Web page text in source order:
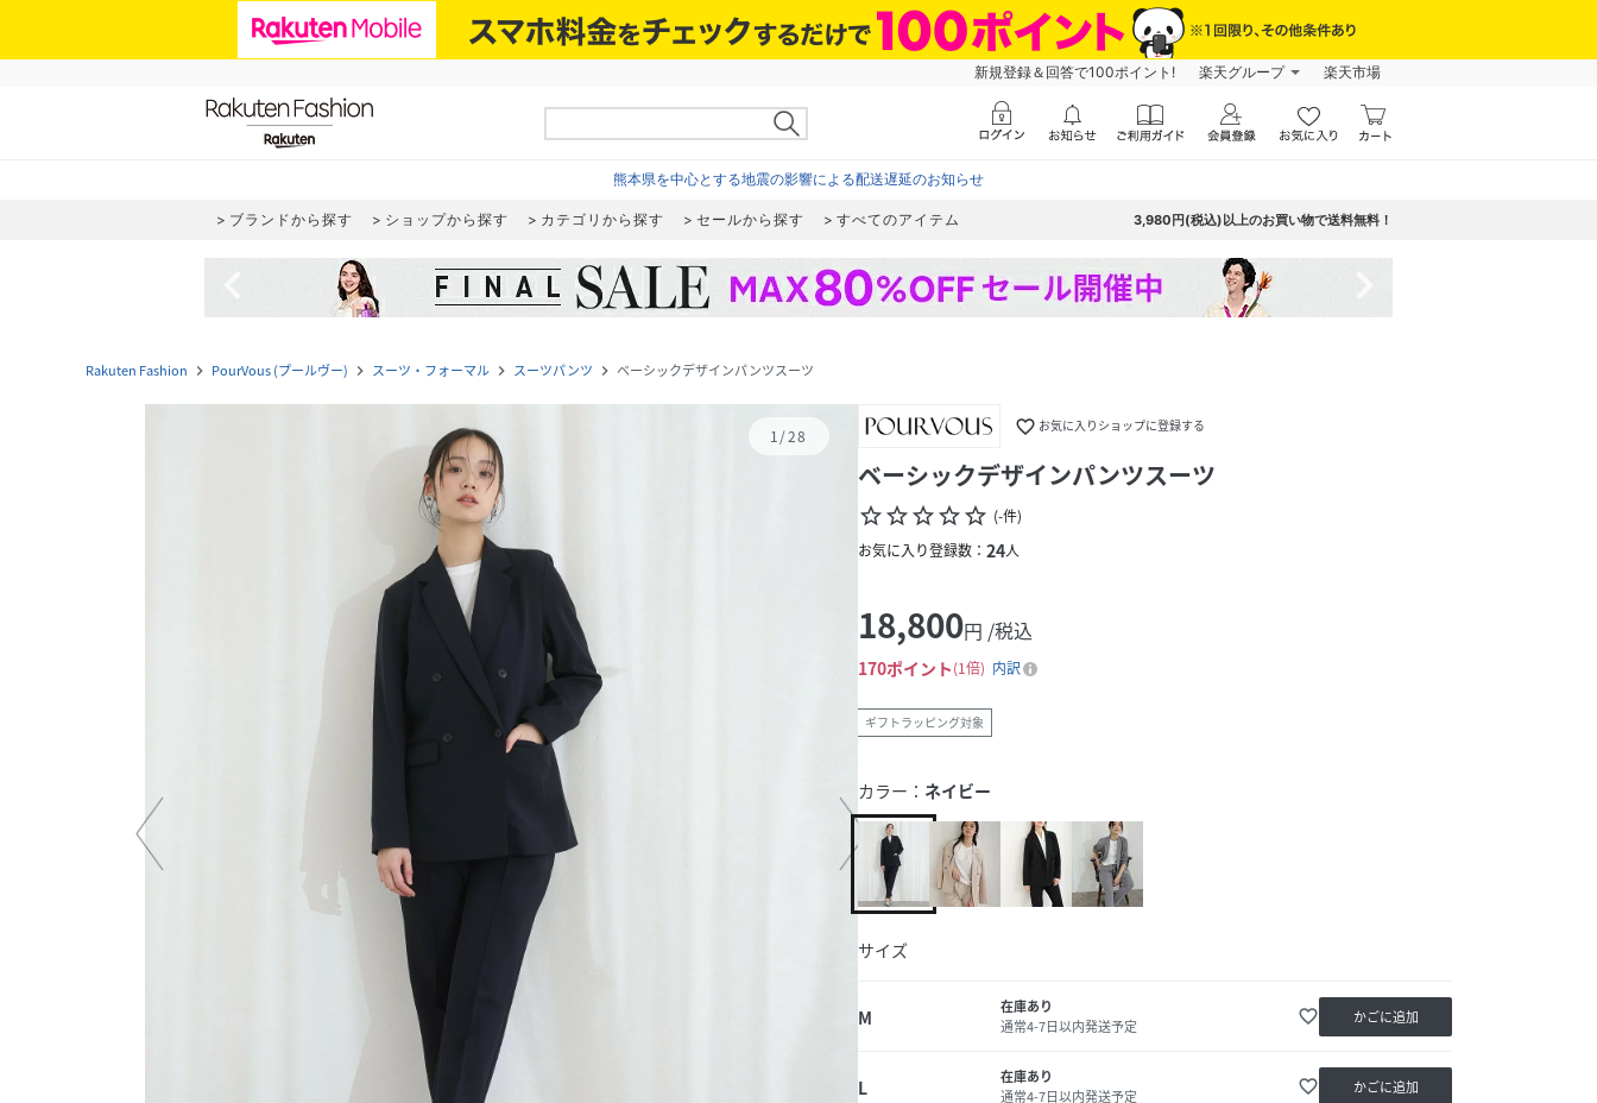
新規登録＆回答で100ポイント! 楽天グループ 楽天市場
熊本県を中心とする地震の影響による配送遅延のお知らせ
ブランドから探す ショップから探す カテゴリから探す セールから探す すべてのアイテム 3,980円(税込)以上のお買い物で送料無料！
Rakuten Fashion navigate_next PourVous (プールヴー) navigate_next スーツ・フォーマル navigate_next スーツパンツ navigate_next ベーシックデザインパンツスーツ
1/28 favorite_border お気に入りショップに登録する
ベーシックデザインパンツスーツ
star_borderstar_borderstar_borderstar_borderstar_border (-件)
お気に入り登録数： 24人
18,800円 /税込
170ポイント 1倍 内訳
ギフトラッピング対象
カラー： ネイビー
サイズ
M
在庫あり
通常4-7日以内発送予定
favorite_border かごに追加
L
在庫あり
通常4-7日以内発送予定
favorite_border かごに追加